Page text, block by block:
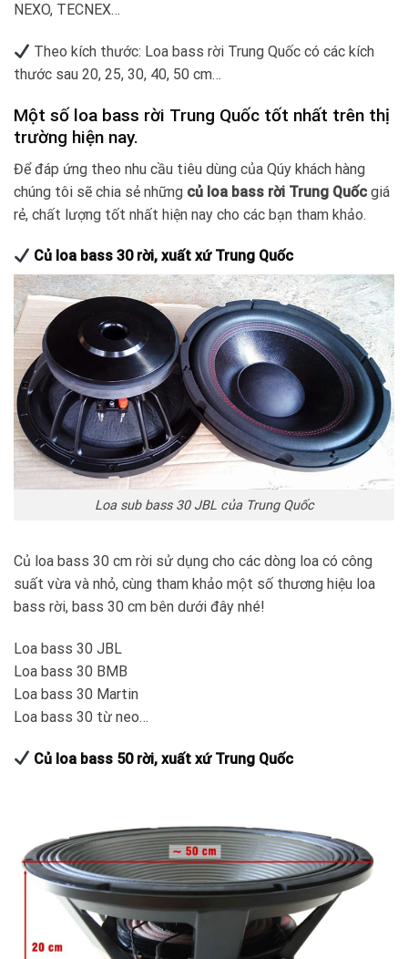
NEXO, TECNEX…
Theo kích thước: Loa bass rời Trung Quốc có các kích
thước sau 20, 25, 30, 40, 50 cm…
Một số loa bass rời Trung Quốc tốt nhất trên thị
trường hiện nay.
Để đáp ứng theo nhu cầu tiêu dùng của Qúy khách hàng
chúng tôi sẽ chia sẻ những củ loa bass rời Trung Quốc giá
rẻ, chất lượng tốt nhất hiện nay cho các bạn tham khảo.
Củ loa bass 30 rời, xuất xứ Trung Quốc
Loa sub bass 30 JBL của Trung Quốc
Củ loa bass 30 cm rời sử dụng cho các dòng loa có công
suất vừa và nhỏ, cùng tham khảo một số thương hiệu loa
bass rời, bass 30 cm bên dưới đây nhé!
Loa bass 30 JBL
Loa bass 30 BMB
Loa bass 30 Martin
Loa bass 30 từ neo…
Củ loa bass 50 rời, xuất xứ Trung Quốc